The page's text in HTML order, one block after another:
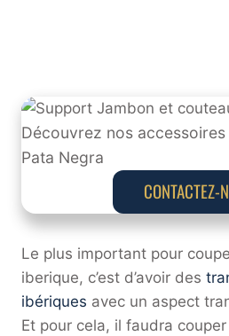
Découvrez nos
Pata Negra
CONTACTEZ-
Le plus important pour
iberique, c’est d’avoir des
ibériques avec un aspect
Et pour cela, il faudra